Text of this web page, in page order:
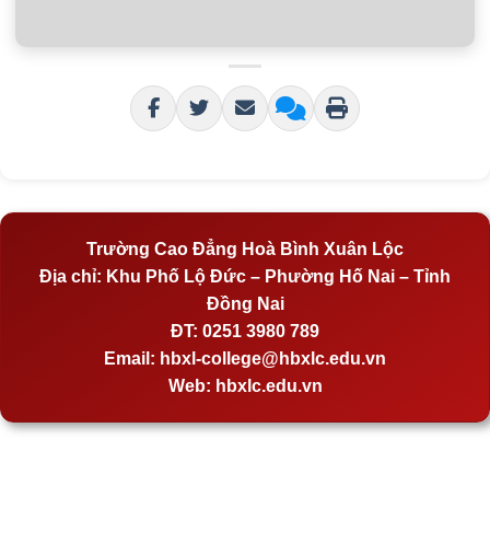
Trường Cao Đẳng Hoà Bình Xuân Lộc
Địa chỉ: Khu Phố Lộ Đức – Phường Hố Nai – Tỉnh
Đồng Nai
ĐT: 0251 3980 789
Email: hbxl-college@hbxlc.edu.vn
Web: hbxlc.edu.vn